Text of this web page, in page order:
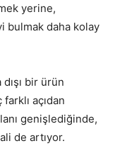
yerine,
bulmak daha kolay
bir ürün
açıdan
genişlediğinde,
de artıyor.